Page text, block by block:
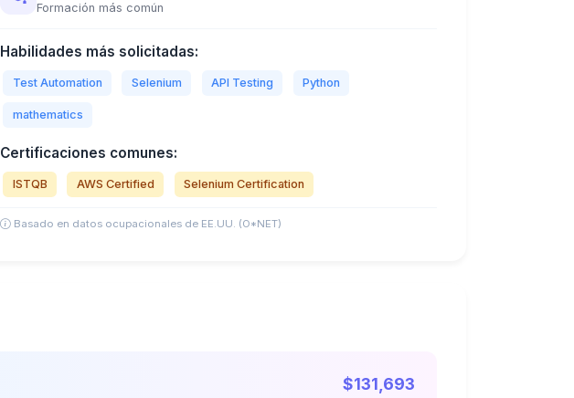
Formación más común
Habilidades más solicitadas:
Test Automation Selenium API Testing Python
mathematics
Certificaciones comunes:
ISTQB AWS Certified Selenium Certification
Basado en datos ocupacionales de EE.UU. (O*NET)
$131,693